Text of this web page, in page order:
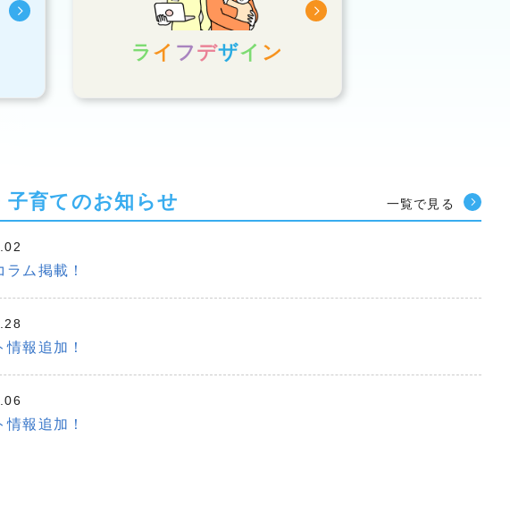
ラ イ フ デザイ ン
子育てのお知らせ 一覧で見る
ラム掲載！
情報追加！
情報追加！